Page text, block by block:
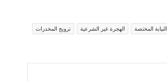
النيابة المختصة الهجرة غير الشرعية
ترويج المخدرات